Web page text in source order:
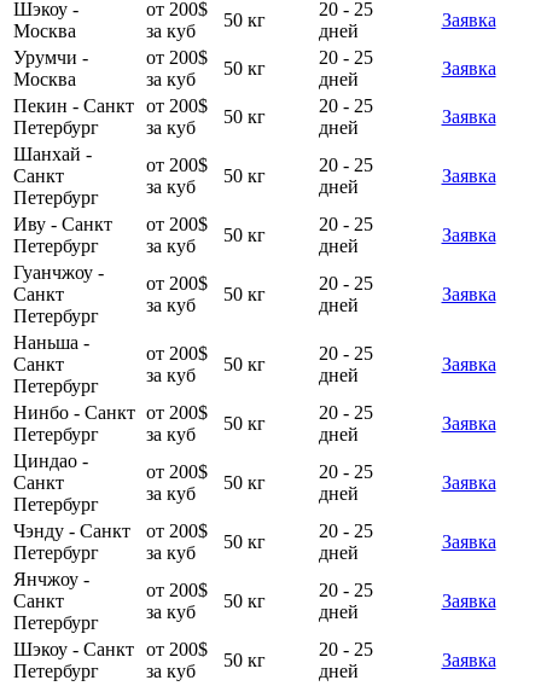
Шэкоу -
Москва
от 200$
за куб
50 кг
20 - 25
дней
Заявка
Урумчи -
Москва
от 200$
за куб
50 кг
20 - 25
дней
Заявка
Пекин - Санкт
Петербург
от 200$
за куб
50 кг
20 - 25
дней
Заявка
Шанхай -
Санкт
Петербург
от 200$
за куб
50 кг
20 - 25
дней
Заявка
Иву - Санкт
Петербург
от 200$
за куб
50 кг
20 - 25
дней
Заявка
Гуанчжоу -
Санкт
Петербург
от 200$
за куб
50 кг
20 - 25
дней
Заявка
Наньша -
Санкт
Петербург
от 200$
за куб
50 кг
20 - 25
дней
Заявка
Нинбо - Санкт
Петербург
от 200$
за куб
50 кг
20 - 25
дней
Заявка
Циндао -
Санкт
Петербург
от 200$
за куб
50 кг
20 - 25
дней
Заявка
Чэнду - Санкт
Петербург
от 200$
за куб
50 кг
20 - 25
дней
Заявка
Янчжоу -
Санкт
Петербург
от 200$
за куб
50 кг
20 - 25
дней
Заявка
Шэкоу - Санкт
Петербург
от 200$
за куб
50 кг
20 - 25
дней
Заявка